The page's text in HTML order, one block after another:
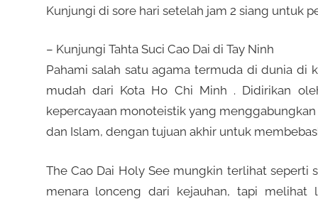
2
0
2
2
Kunjungi di sore hari setelah jam 2 siang untuk
– Kunjungi Tahta Suci Cao Dai di Tay Ninh
Pahami salah satu agama termuda di dunia di
mudah dari Kota Ho Chi Minh . Didirikan
kepercayaan monoteistik yang
dan Islam, dengan tujuan akhir untuk
The Cao Dai Holy See mungkin terlihat seperti
menara lonceng dari kejauhan, tapi melihat